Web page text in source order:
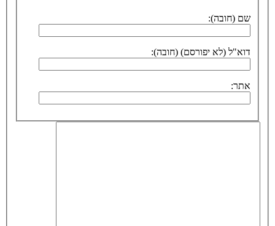
שם (חובה):
דוא"ל (לא יפורסם) (חובה):
אתר: